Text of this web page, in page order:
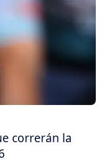
correrán la